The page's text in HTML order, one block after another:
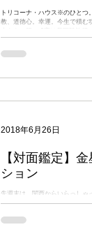
トリコーナ・ハウス※のひとつ
教、道徳心。幸運。今生で積む
太もも、腰。 9室は長距離旅
るため、ホロスコープの3-9軸
【対面鑑定】
ション
先週末は、関西からいらっしゃ
も沖縄から来られた男性の方の
で、少しご紹介したいと思いま
2018年6月26日